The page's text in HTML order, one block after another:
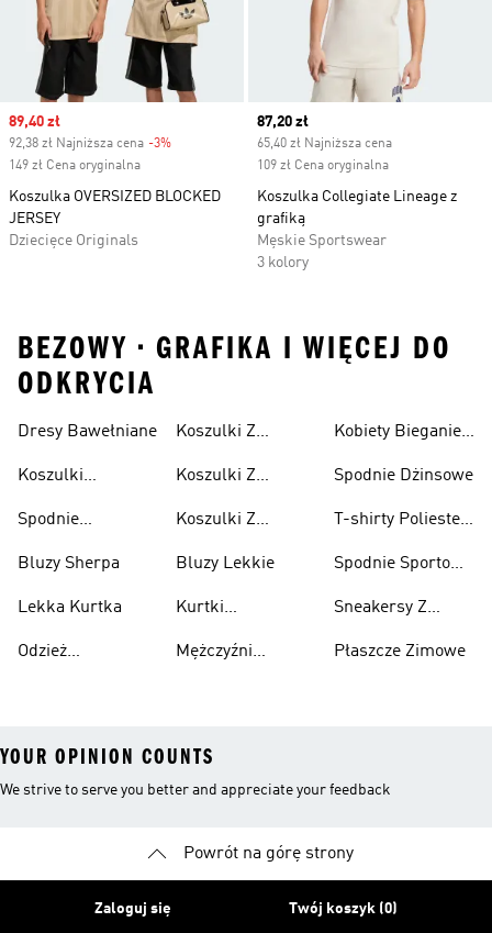
Sale price
89,40 zł
92,38 zł Najniższa cena -3%
149 zł Cena oryginalna
Koszulka OVERSIZED BLOCKED
JERSEY
Dziecięce Originals
Current price
87,20 zł
65,40 zł Najniższa cena
109 zł Cena oryginalna
Koszulka Collegiate Lineage z
grafiką
Męskie Sportswear
3 kolory
BEZOWY • GRAFIKA I WIĘCEJ DO
ODKRYCIA
Dresy Bawełniane
Koszulki
Spodnie
Bluzy Sherpa
Lekka Kurtka
Odzież
Koszulki Z
Męskie
Koszulki Z
Damska
Koszulki Z
Bluzy Lekkie
Kurtki
Mężczyźni
Lifestyle
Kobiety Bieganie I
Spodnie Dżinsowe
T-shirty Poliester
Spodnie Sportowe
Recyklingu
Sneakersy Z
Cholewką
Płaszcze Zimowe
YOUR OPINION COUNTS
We strive to serve you better and appreciate your feedback
Powrót na górę strony
Zaloguj się Twój koszyk (0)